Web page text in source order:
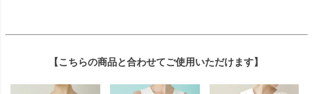
【こちらの商品と合わせてご使用いただけます】